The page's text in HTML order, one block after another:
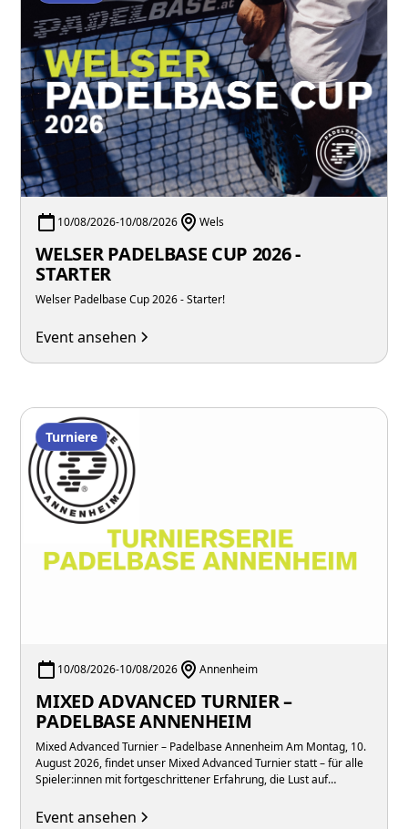
10/08/2026-10/08/2026 Wels
WELSER PADELBASE CUP 2026 -
STARTER
Welser Padelbase Cup 2026 - Starter!
Event ansehen
Turniere
10/08/2026-10/08/2026 Annenheim
MIXED ADVANCED TURNIER –
PADELBASE ANNENHEIM
Mixed Advanced Turnier – Padelbase Annenheim Am Montag, 10.
August 2026, findet unser Mixed Advanced Turnier statt – für alle
Spieler:innen mit fortgeschrittener Erfahrung, die Lust auf
Event ansehen